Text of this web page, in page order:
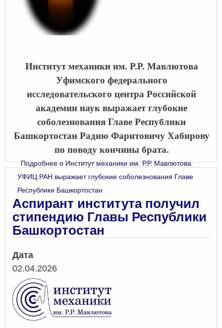
Институт механики им. Р.Р. Мавлютова
Уфимского федерального
исследовательского центра Российской
академии наук выражает глубокие
соболезнования Главе Республики
Башкортостан Радию Фаритовичу Хабирову
по поводу кончины брата.
Подробнеео Институт механики им. Р.Р. Мавлютова
УФИЦ РАН выражает глубокие соболезнования Главе
Республики Башкортостан
Аспирант института получил
стипендию Главы Республики
Башкортостан
Дата
02.04.2026